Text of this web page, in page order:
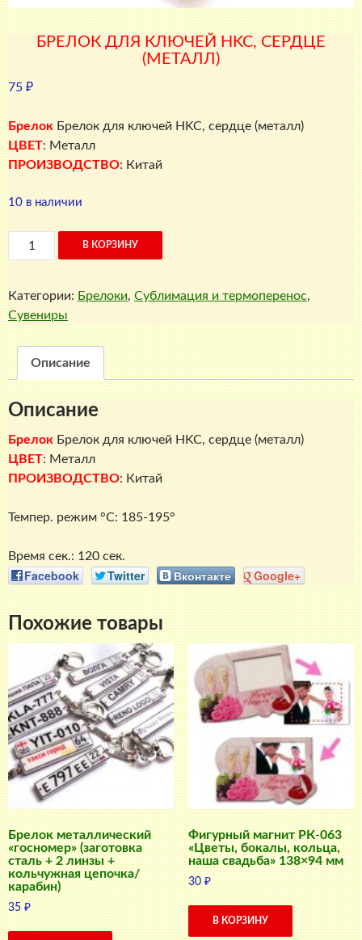
БРЕЛОК ДЛЯ КЛЮЧЕЙ HKC, СЕРДЦЕ
(МЕТАЛЛ)
75 ₽
Брелок Брелок для ключей HKC, сердце (металл)
ЦВЕТ: Металл
ПРОИЗВОДСТВО: Китай
10 в наличии
Количество
товара
Брелок
для
ключей
HKC,
сердце
(металл)
В КОРЗИНУ
Категории: Брелоки, Сублимация и термоперенос,
Сувениры
Описание
Описание
Брелок Брелок для ключей HKC, сердце (металл)
ЦВЕТ: Металл
ПРОИЗВОДСТВО: Китай
Темпер. режим °C: 185-195°
Время сек.: 120 сек.
Facebook Twitter Вконтакте Google+
Похожие товары
Брелок металлический
«госномер» (заготовка
сталь + 2 линзы +
кольчужная цепочка/
карабин)
35₽
Фигурный магнит РК-063
«Цветы, бокалы, кольца,
наша свадьба» 138×94 мм
30₽
В КОРЗИНУ